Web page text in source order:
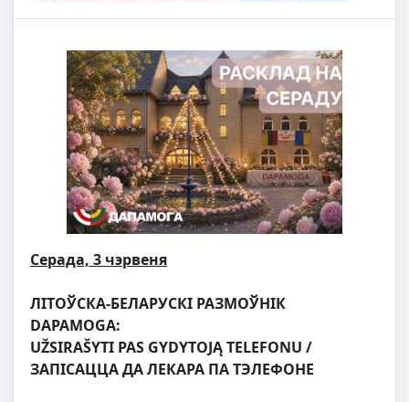
Серада, 3 чэрвеня
ЛІТОЎСКА-БЕЛАРУСКІ РАЗМОЎНІК
DAPAMOGA:
UŽSIRAŠYTI PAS GYDYTOJĄ TELEFONU /
ЗАПІСАЦЦА ДА ЛЕКАРА ПА ТЭЛЕФОНЕ